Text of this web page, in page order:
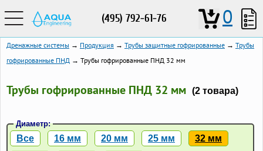
(495) 792-61-76 0
Дренажные системы → Продукция → Трубы защитные гофрированные → Трубы
гофрированные ПНД → Трубы гофрированные ПНД 32 мм
Трубы гофрированные ПНД 32 мм (2 товара)
Диаметр:
Все 16 мм 20 мм 25 мм 32 мм